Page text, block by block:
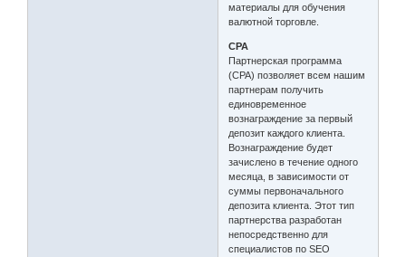
материалы для обучения
валютной торговле.
CPA
Партнерская программа
(CPA) позволяет всем нашим
партнерам получить
единовременное
вознаграждение за первый
депозит каждого клиента.
Вознаграждение будет
зачислено в течение одного
месяца, в зависимости от
суммы первоначального
депозита клиента. Этот тип
партнерства разработан
непосредственно для
специалистов по SEO